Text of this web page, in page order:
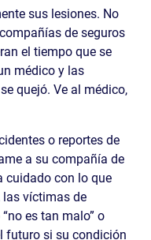
sus lesiones. No
de seguros
el tiempo que se
médico y las
quejó. Ve al médico,
o reportes de
a su compañía de
cuidado con lo que
las víctimas de
es tan malo” o
futuro si su condición